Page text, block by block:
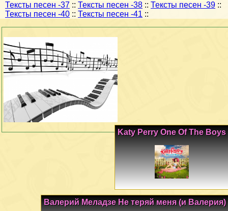
Тексты песен -37 :: Тексты песен -38 :: Тексты песен -39 ::
Тексты песен -40 :: Тексты песен -41 ::
Katy Perry One Of The Boys
Валерий Меладзе Не теряй меня (и Валерия)